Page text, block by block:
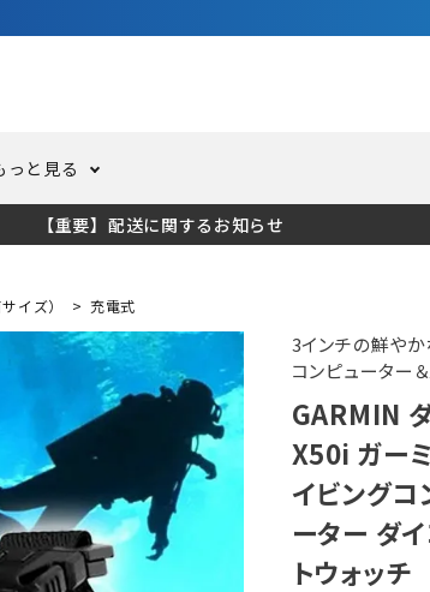
水中ライト・ビデオライト
ト アクセサリー
サーフ
今コレ愛用してます！
っと見る
海の遊びをもっと知る
【重要】配送に関するお知らせ
イズ） 充電式
3インチの鮮やか
コンピューター
GARMIN
X50i ガー
イビングコ
ーター ダ
トウォッチ